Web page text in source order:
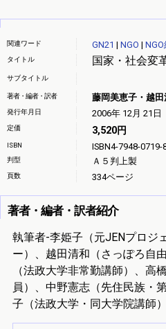
関連ワード GN21 | NGO |
国家・社会変
タイトル
サブタイトル
著者・編者・訳者 藤岡美恵子・越
発行年月日 2006年 12月 21日
定価 3,520円
ISBN ISBN4-7948-
判型 Ａ５判上製
頁数 334ページ
著者・編者・訳者紹介
執筆者-李姫子（元JENプロジ
ー）、越田清和（さっぽろ自
（法政大学非常勤講師）、高
員）、中野憲志（先住民族・
子（法政大学・同大学院講師）